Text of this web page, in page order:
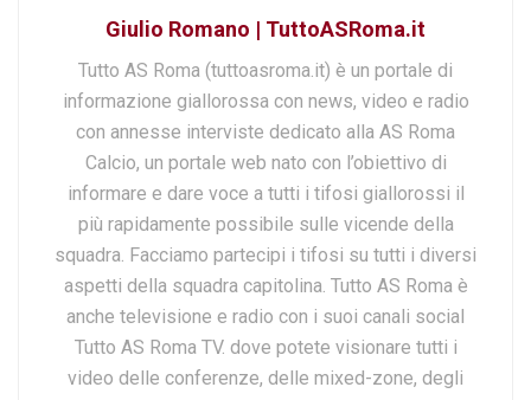
Giulio Romano | TuttoASRoma.it
Tutto AS Roma (tuttoasroma.it) è un portale di
informazione giallorossa con news, video e radio
con annesse interviste dedicato alla AS Roma
Calcio, un portale web nato con l’obiettivo di
informare e dare voce a tutti i tifosi giallorossi il
più rapidamente possibile sulle vicende della
squadra. Facciamo partecipi i tifosi su tutti i diversi
aspetti della squadra capitolina. Tutto AS Roma è
anche televisione e radio con i suoi canali social
Tutto AS Roma TV. dove potete visionare tutti i
video delle conferenze, delle mixed-zone, degli